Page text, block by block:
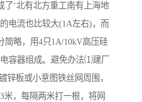
了‘北有北方重工南有上海地
电流也比较大(1A左右)，而
简略，用4只1A/10kV高压硅
容器组成。避免办法⑴建厂
锌板或小意图铁丝网周围，
米，每隔两米打一根，将网